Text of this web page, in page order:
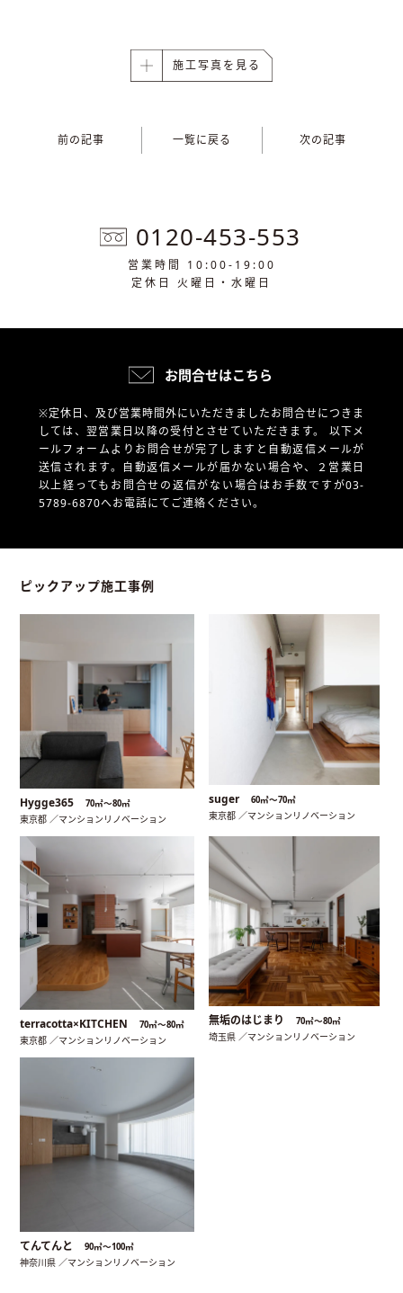
施工写真を見る
前の記事 一覧に戻る 次の記事
0120-453-553
営業時間 10:00-19:00
定休日 火曜日・水曜日
お問合せはこちら
※定休日、及び営業時間外にいただきましたお問合せにつきま
しては、翌営業日以降の受付とさせていただきます。 以下メ
ールフォームよりお問合せが完了しますと自動返信メールが
送信されます。自動返信メールが届かない場合や、
２営業日
以上経ってもお問合せの返信がない場合はお手数ですが03-
5789-6870へお電話にてご連絡ください。
ピックアップ施工事例
Hygge365 70㎡〜80㎡
東京都 ／マンションリノベーション
suger 60㎡〜70㎡
東京都 ／マンションリノベーション
terracotta×KITCHEN 70㎡〜80㎡
東京都 ／マンションリノベーション
無垢のはじまり 70㎡〜80㎡
埼玉県 ／マンションリノベーション
てんてんと 90㎡〜100㎡
神奈川県 ／マンションリノベーション